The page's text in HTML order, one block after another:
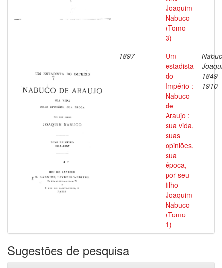
Joaquim
Nabuco
(Tomo
3)
1897
Um
estadista
do
Império :
Nabuco
de
Araujo :
sua vida,
suas
opiniões,
sua
época,
por seu
filho
Joaquim
Nabuco
(Tomo
1)
1849-
1910
Sugestões de pesquisa